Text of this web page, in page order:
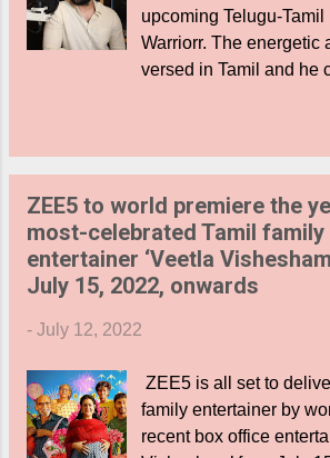
upcoming Telugu-
Warriorr. The energetic
versed in Tamil and he
Telugu and Tamil
The Warriorr is
phase and it is
July 14. The Ram
promo was released
seen reciting a powerful
Ram's extra efforts for
will spark the interest of
audience. The Warriorr
ZEE5 to world premiere the
most-celebrated Tamil family
entertainer ‘Veetla
July 15, 2022, onwards
- July 12, 2022
ZEE5 is all set to
family entertainer by
recent box office